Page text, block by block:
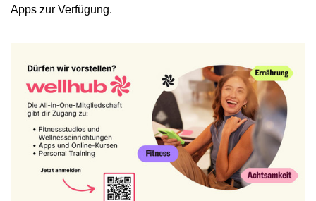
Apps zur Verfügung.